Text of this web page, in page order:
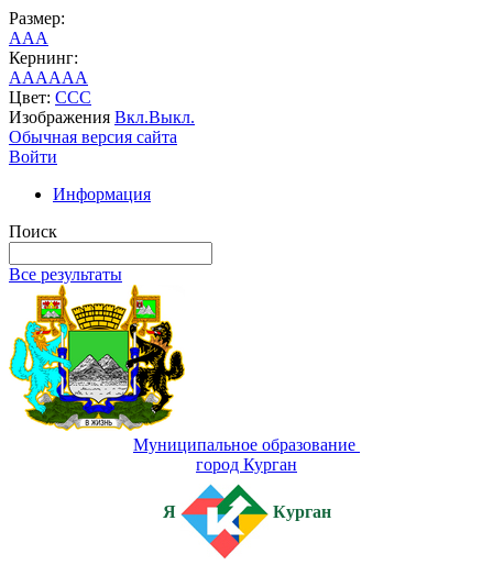
Размер:
AAA
Кернинг:
AAAAAA
Цвет: CCC
Изображения Вкл.Выкл.
Обычная версия сайта
Войти
Информация
Поиск
Все результаты
Муниципальное образование
город Курган
Я Курган